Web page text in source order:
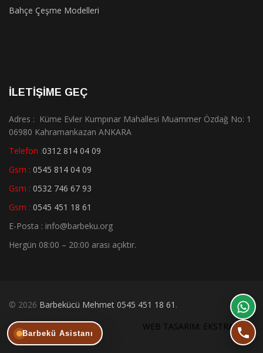
Bahçe Çeşme Modelleri
İLETİŞİME GEÇ
Adres : Küme Evler Kumpınar Mahallesi Muammer Özdağ No: 1
06980 Kahramankazan ANKARA
Telefon :0312 814 04 09
Gsm : 0545 814 04 09
Gsm : 0532 746 67 93
Gsm : 0545 451 18 61
E-Posta : info@barbeku.org
Hergün 08:00 – 20:00 arası açıktır.
© 2026 Barbekücü Mehmet 0545 451 18 61 .
WEB TASARIM: EKSTRA WEB
Barbekü Asistanı